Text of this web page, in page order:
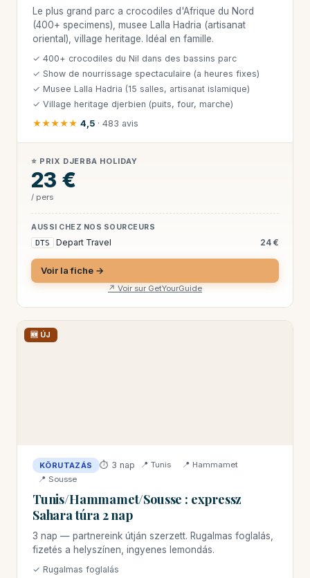
Le plus grand parc a crocodiles d'Afrique du Nord
(400+ specimens), musee Lalla Hadria (artisanat
oriental), village heritage. Idéal en famille.
✓ 400+ crocodiles du Nil dans des bassins parc
✓ Show de nourrissage spectaculaire (a heures fixes)
✓ Musee Lalla Hadria (15 salles, artisanat islamique)
✓ Village heritage djerbien (puits, four, marche)
★★★★★ 4,5 · 483 avis
⭐ PRIX DJERBA HOLIDAY
23 €
/ pers
AUSSI CHEZ NOS SOURCEURS
DTS Depart Travel 24 €
Voir la fiche →
↗ Voir sur GetYourGuide
🆕 ÚJ
KÖRUTAZÁS ⏱ 3 nap 📍 Tunis
📍 Hammamet
📍 Sousse
Tunis/Hammamet/Sousse : expressz
Sahara túra 2 nap
3 nap — partnereink útján szerzett. Rugalmas foglalás,
fizetés a helyszínen, ingyenes lemondás.
✓ Rugalmas foglalás